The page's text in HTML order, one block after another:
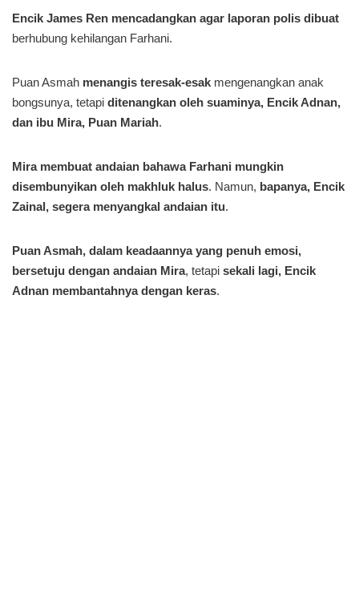
Encik James Ren mencadangkan agar laporan polis dibuat
berhubung kehilangan Farhani.
Puan Asmah menangis teresak-esak mengenangkan anak
bongsunya, tetapi ditenangkan oleh suaminya, Encik Adnan,
dan ibu Mira, Puan Mariah.
Mira membuat andaian bahawa Farhani mungkin
disembunyikan oleh makhluk halus. Namun, bapanya, Encik
Zainal, segera menyangkal andaian itu.
Puan Asmah, dalam keadaannya yang penuh emosi,
bersetuju dengan andaian Mira, tetapi sekali lagi, Encik
Adnan membantahnya dengan keras.